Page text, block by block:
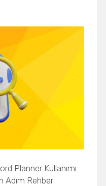
Planner Kullanımı:
Adım Rehber